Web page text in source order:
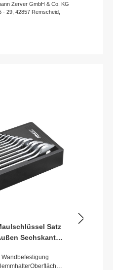
Zerver GmbH & Co. KG
29, 42857 Remscheid,
Satz
Sechskant
12
Wandbefestigung